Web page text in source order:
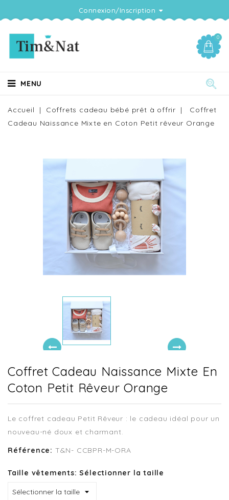
Connexion/Inscription
0
MENU
Accueil Coffrets cadeau bébé prêt à offrir
Coffret
Cadeau Naissance Mixte en Coton Petit rêveur Orange
Coffret Cadeau Naissance Mixte En
Coton Petit Rêveur Orange
Le coffret cadeau Petit Rêveur : le cadeau idéal pour un
nouveau-né doux et charmant.
Référence: T&N- CCBPR-M-ORA
Taille vêtements: Sélectionner la taille